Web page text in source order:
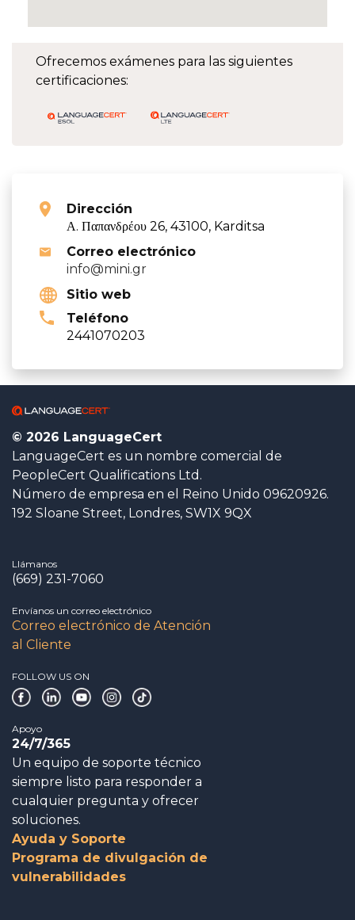
Ofrecemos exámenes para las siguientes
certificaciones:
Dirección
Α. Παπανδρέου 26, 43100, Karditsa
Correo electrónico
info@mini.gr
Sitio web
Teléfono
2441070203
© 2026 LanguageCert
LanguageCert es un nombre comercial de
PeopleCert Qualifications Ltd.
Número de empresa en el Reino Unido 09620926.
192 Sloane Street, Londres, SW1X 9QX
Llámanos
(669) 231-7060
Envíanos un correo electrónico
Correo electrónico de Atención
al Cliente
FOLLOW US ON
Apoyo
24/7/365
Un equipo de soporte técnico
siempre listo para responder a
cualquier pregunta y ofrecer
soluciones.
Ayuda y Soporte
Programa de divulgación de
vulnerabilidades